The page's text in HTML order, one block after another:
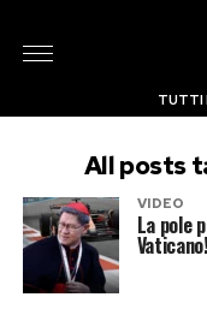
TUTTI
All posts
VIDEO
La pole
Vaticano!